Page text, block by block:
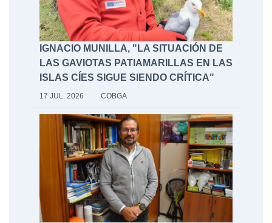
IGNACIO MUNILLA, "LA SITUACIÓN DE
LAS GAVIOTAS PATIAMARILLAS EN LAS
ISLAS CÍES SIGUE SIENDO CRÍTICA"
17 JUL. 2026 COBGA